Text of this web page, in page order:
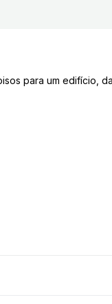
para um edifício,